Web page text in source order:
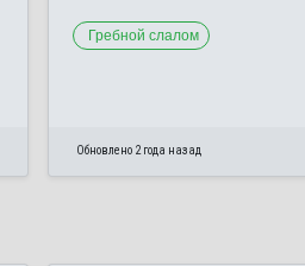
Гребной слалом
Обновлено 2 года назад